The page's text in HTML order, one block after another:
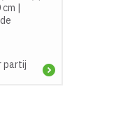
cm |
partij